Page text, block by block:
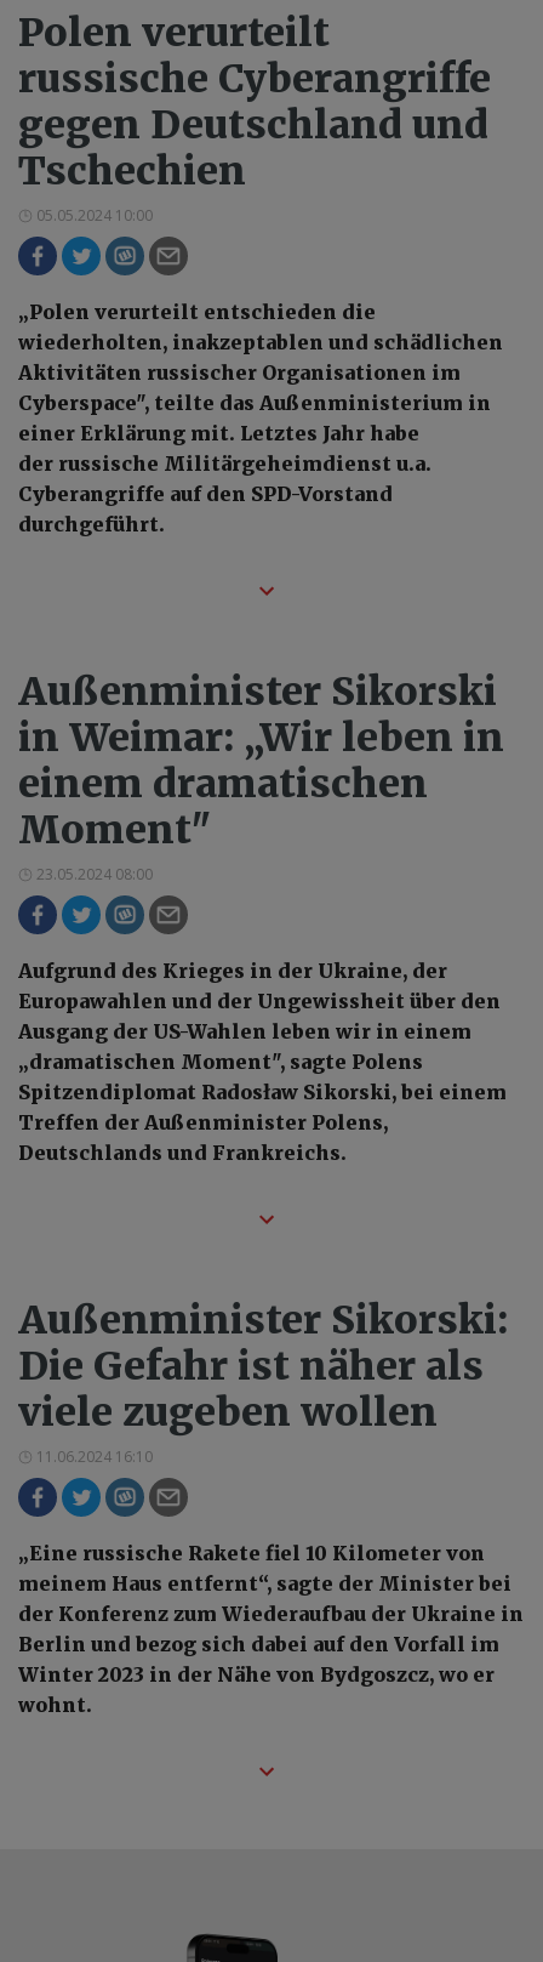
Polen verurteilt
russische Cyberangriffe
gegen Deutschland und
Tschechien
05.05.2024 10:00
„Polen verurteilt entschieden die
wiederholten, inakzeptablen und schädlichen
Aktivitäten russischer Organisationen im
Cyberspace", teilte das Außenministerium in
einer Erklärung mit. Letztes Jahr habe
der russische Militärgeheimdienst u.a.
Cyberangriffe auf den SPD-Vorstand
durchgeführt.
Außenminister Sikorski
in Weimar: „Wir leben in
einem dramatischen
Moment"
23.05.2024 08:00
Aufgrund des Krieges in der Ukraine, der
Europawahlen und der Ungewissheit über den
Ausgang der US-Wahlen leben wir in einem
„dramatischen Moment", sagte Polens
Spitzendiplomat Radosław Sikorski, bei einem
Treffen der Außenminister Polens,
Deutschlands und Frankreichs.
Außenminister Sikorski:
Die Gefahr ist näher als
viele zugeben wollen
11.06.2024 16:10
„Eine russische Rakete fiel 10 Kilometer von
meinem Haus entfernt“, sagte der Minister bei
der Konferenz zum Wiederaufbau der Ukraine in
Berlin und bezog sich dabei auf den Vorfall im
Winter 2023 in der Nähe von Bydgoszcz, wo er
wohnt.